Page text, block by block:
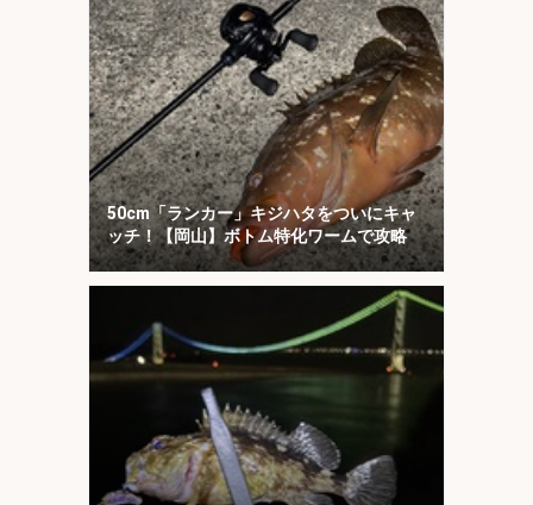
50cm「ランカー」キジハタをついにキャ
ッチ！【岡山】ボトム特化ワームで攻略